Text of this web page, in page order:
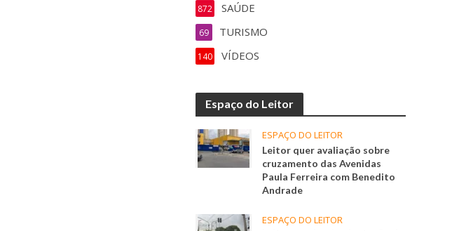
SAÚDE
872
TURISMO
69
VÍDEOS
140
Espaço do Leitor
ESPAÇO DO LEITOR
Leitor quer avaliação sobre
cruzamento das Avenidas
Paula Ferreira com Benedito
Andrade
ESPAÇO DO LEITOR